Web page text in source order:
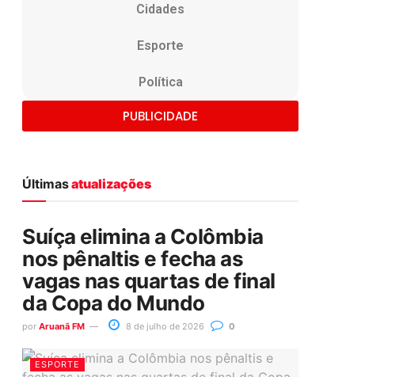
Cidades
Esporte
Política
PUBLICIDADE
Últimasatualizações
Suíça elimina a Colômbia
nos pênaltis e fecha as
vagas nas quartas de final
da Copa do Mundo
por Aruanã FM 8 de julho de 2026 0
ESPORTE